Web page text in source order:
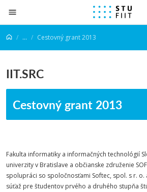
Prejsť na obsah
... Cestovný grant 2013
IIT.SRC
Cestovný grant 2013
Fakulta informatiky a informačných technológií
univerzity v Bratislave a občianske združenie
spolupráci so spoločnosťami Softec, spol. s r. o.
súťaž pre študentov prvého a druhého stupňa